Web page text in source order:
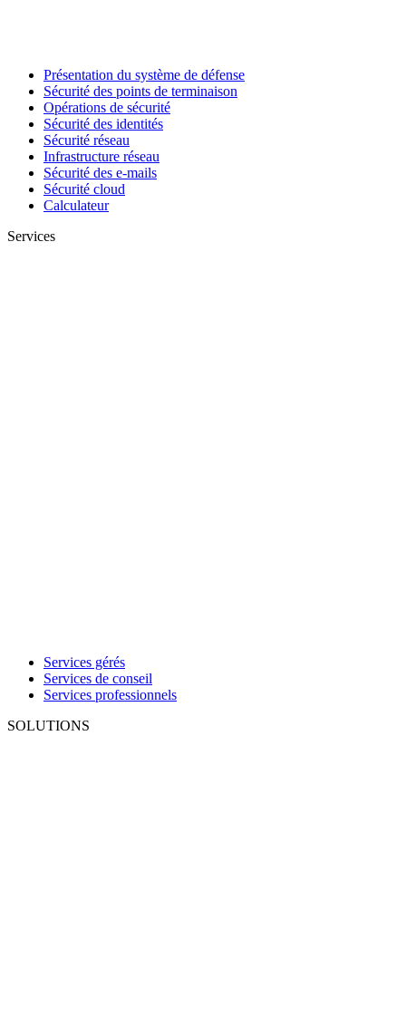
Présentation du système de défense
Sécurité des points de terminaison
Opérations de sécurité
Sécurité des identités
Sécurité réseau
Infrastructure réseau
Sécurité des e-mails
Sécurité cloud
Calculateur
Services
Services gérés
Services de conseil
Services professionnels
SOLUTIONS